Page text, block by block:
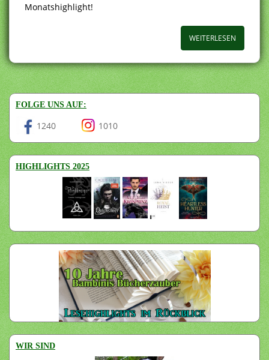
Monatshighlight!
WEITERLESEN
FOLGE UNS AUF:
1240 1010
HIGHLIGHTS 2025
WIR SIND